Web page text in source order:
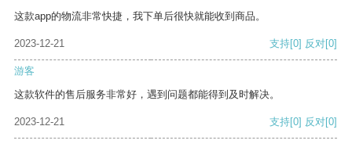
这款app的物流非常快捷，我下单后很快就能收到商品。
2023-12-21 支持[0] 反对[0]
游客
这款软件的售后服务非常好，遇到问题都能得到及时解决。
2023-12-21 支持[0] 反对[0]